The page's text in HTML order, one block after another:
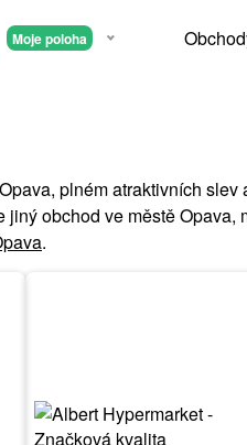
Moje poloha
plném atraktivních
obchod ve městě
.